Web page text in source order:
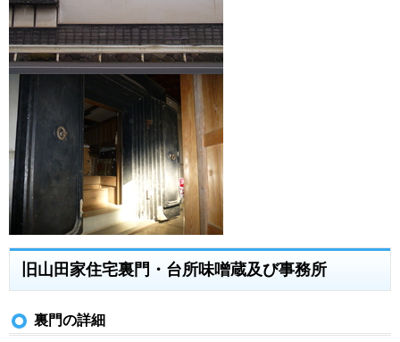
旧山田家住宅裏門・台所味噌蔵及び事務所
裏門の詳細